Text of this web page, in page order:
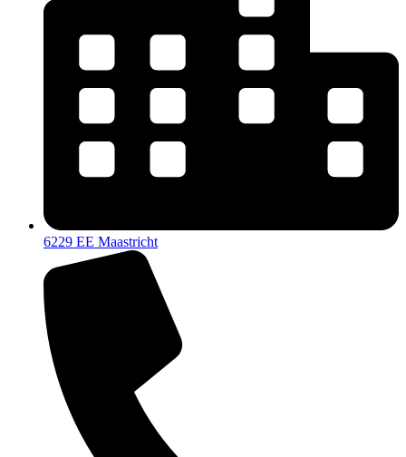
6229 EE Maastricht